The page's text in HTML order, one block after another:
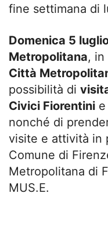
fine settimana di
Domenica 5
Metropolitana,
Città
possibilità di
Civici Fiorentini e
nonché di
visite e attività in
Comune di
Metropolitana di
MUS.E.